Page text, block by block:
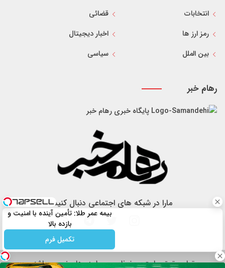
انتخابات
قضائی
رمز ارز ها
اخبار دیجیتال
بین الملل
سیاسی
رهام خبر
پایگاه خبری رهام خبر
مارا در شبکه های اجتماعی دنبال کنید
تمام حقوق سایت محفوظ و مربوط به رهام خبر می باشد.
بیمه عمر طلا: تأمین آینده با امنیت و
بازده بالا
تکمیل فرم